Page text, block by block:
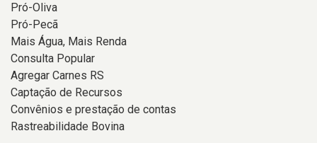
Pró-Oliva
Pró-Pecã
Mais Água, Mais Renda
Consulta Popular
Agregar Carnes RS
Captação de Recursos
Convênios e prestação de contas
Rastreabilidade Bovina